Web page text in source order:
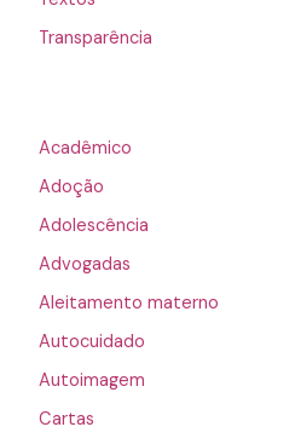
Transparência
Acadêmico
Adoção
Adolescência
Advogadas
Aleitamento materno
Autocuidado
Autoimagem
Cartas